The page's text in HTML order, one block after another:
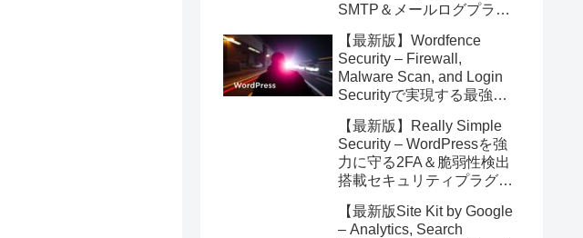
SMTP＆メールログプラグ
ル配信を簡単実現
【最新版】Wordfence
Security – Firewall,
Malware Scan, and Login
Securityで実現する最強の
【2025年4月更新】
【最新版】Really Simple
Security – WordPressを強
力に守る2FA＆脆弱性検出
搭載セキュリティプラグイ
【最新版Site Kit by Google
– Analytics, Search